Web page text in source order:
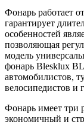
Фонарь работает
гарантирует
особенностей
позволяющая
модель
фонарь Blesklux
автомобилистов,
велосипедистов и
Фонарь имеет три
экономичный и